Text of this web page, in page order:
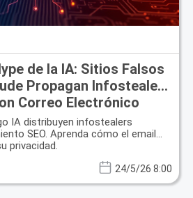
de la IA: Sitios Falsos
Propagan Infostealers
Correo Electrónico
IA distribuyen infostealers
SEO. Aprenda cómo el email
privacidad.
24/5/26 8:00